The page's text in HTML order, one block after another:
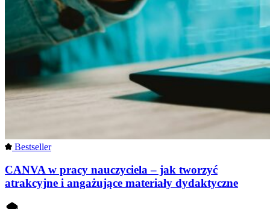
Bestseller
CANVA w pracy nauczyciela – jak tworzyć
atrakcyjne i angażujące materiały dydaktyczne